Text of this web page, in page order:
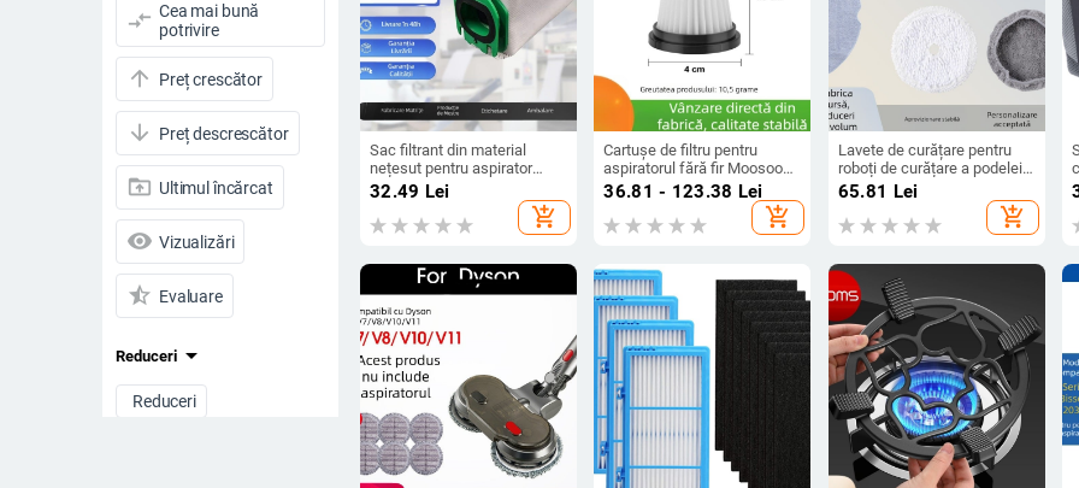
compare_arrows Cea mai bună
potrivire
arrow_upward Preț crescător
arrow_downward Preț descrescător
drive_folder_upload Ultimul încărcat
visibility Vizualizări
star_half Evaluare
Reduceri arrow_drop_down
Reduceri
Sac filtrant din material
nețesut pentru aspirator
Kobold VB100 FP100
32.49 Lei
add_shopping_cart
Cartușe de filtru pentru
aspiratorul fără fir Moosoo
K12, K12 Pro și K13
36.81 - 123.38 Lei
add_shopping_cart
Lavete de curățare pentru
roboți de curățare a podelei
și a ferestrelor — lavete
pătrate, rotunde și
triunghiulare pentru uz
65.81 Lei
add_shopping_cart